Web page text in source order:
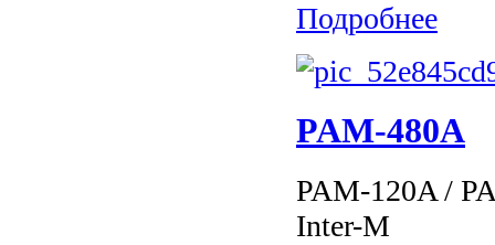
Подробнее
PAM-480A
PAM-120A /
Inter-M